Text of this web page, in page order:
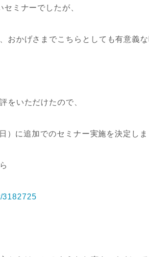
ミナーでしたが、
おかげさまでこちらとしても有意義な
をいただけたので、
）に追加でのセミナー実施を決定しま
3182725